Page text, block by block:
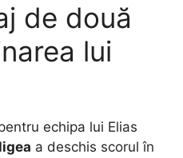
de două
lui
echipa lui Elias
a deschis scorul în